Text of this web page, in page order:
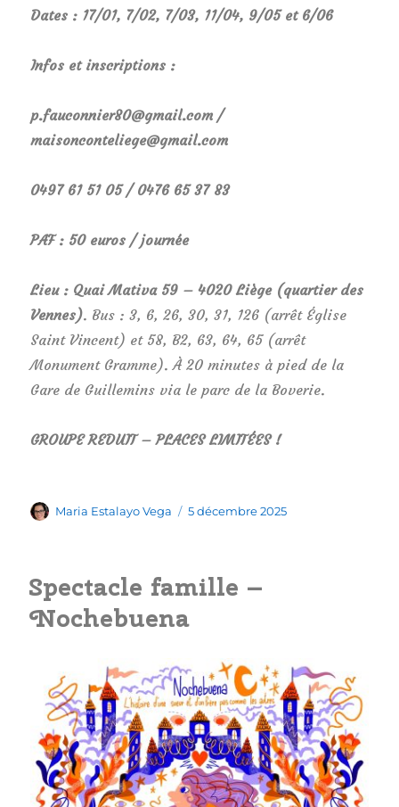
Dates : 17/01, 7/02, 7/03, 11/04, 9/05 et 6/06
Infos et inscriptions :
p.fauconnier80@gmail.com /
maisonconteliege@gmail.com
0497 61 51 05 / 0476 65 37 83
PAF : 50 euros / journée
Lieu : Quai Mativa 59 – 4020 Liège (quartier des
Vennes). Bus : 3, 6, 26, 30, 31, 126 (arrêt Église
Saint Vincent) et 58, B2, 63, 64, 65 (arrêt
Monument Gramme). À 20 minutes à pied de la
Gare de Guillemins via le parc de la Boverie.
GROUPE REDUIT – PLACES LIMITÉES !
Auteur
Maria Estalayo Vega
Publié
5 décembre 2025
Spectacle famille –
Nochebuena